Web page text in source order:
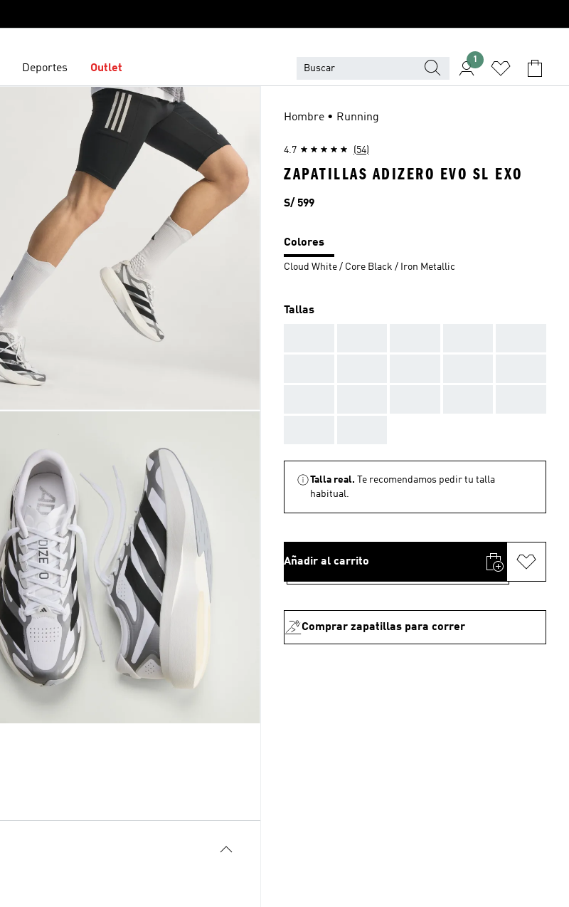
Deportes Outlet
1
Hombre • Running
4.7 (54)
ZAPATILLAS ADIZERO EVO SL EXO
Precio
S/ 599
Colores
Cloud White / Core Black / Iron Metallic
Tallas
Talla real.
Te recomendamos pedir tu talla
habitual.
Añadir al carrito
Comprar zapatillas para correr